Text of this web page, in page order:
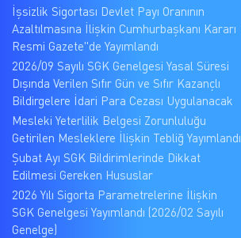
İşsizlik Sigortası Devlet Payı Oranının
Azaltılmasına İlişkin Cumhurbaşkanı Kararı
Resmi Gazete"de Yayımlandı
2026/09 Sayılı SGK Genelgesi Yasal Süresi
Dışında Verilen Sıfır Gün ve Sıfır Kazançlı
Bildirgelere İdari Para Cezası Uygulanacak
Mesleki Yeterlilik Belgesi Zorunluluğu
Getirilen Mesleklere İlişkin Tebliğ Yayımlandı
Şubat Ayı SGK Bildirimlerinde Dikkat
Edilmesi Gereken Hususlar
2026 Yılı Sigorta Parametrelerine İlişkin
SGK Genelgesi Yayımlandı (2026/02 Sayılı
Genelge)